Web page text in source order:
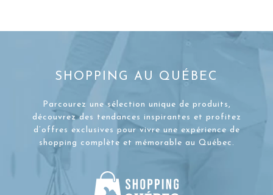
SHOPPING AU QUÉBEC
Parcourez une sélection unique de produits,
découvrez des tendances inspirantes et profitez
d’offres exclusives pour vivre une expérience de
shopping complète et mémorable au Québec.